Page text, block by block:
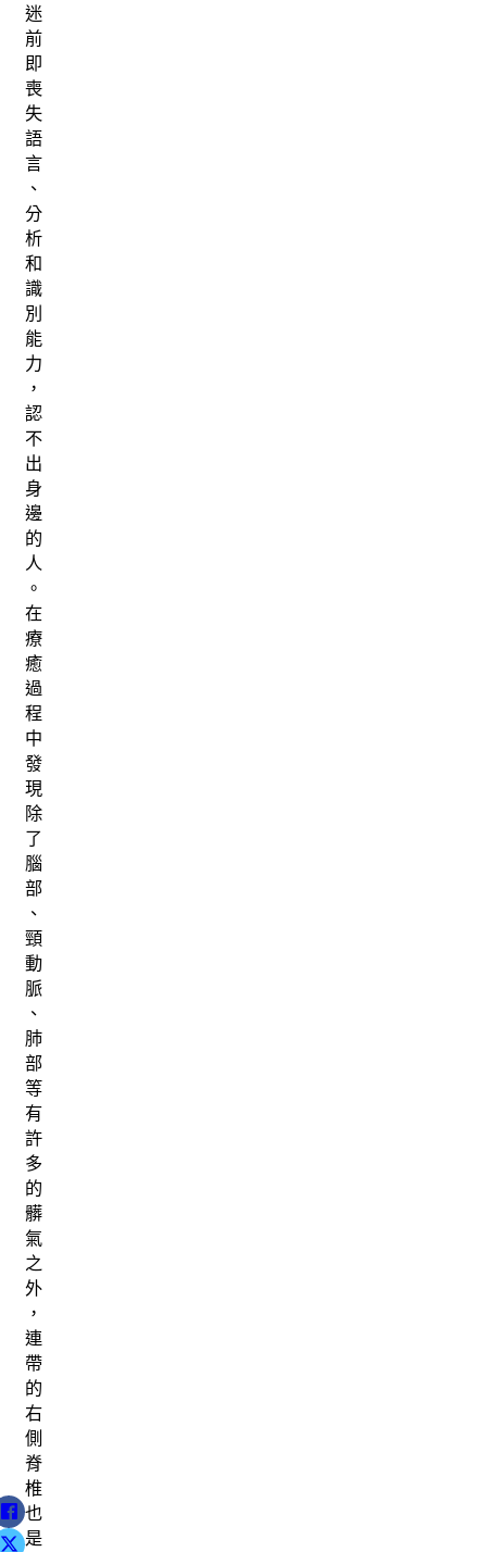
迷
前
即
喪
失
語
言
、
分
析
和
識
別
能
力
，
認
不
出
身
邊
的
人
。
在
療
癒
過
程
中
發
現
除
了
腦
部
、
頸
動
脈
、
肺
部
等
有
許
多
的
髒
氣
之
外
，
連
帶
的
右
側
脊
椎
也
是